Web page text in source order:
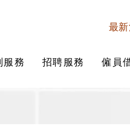
最
服務 招聘服務 僱員